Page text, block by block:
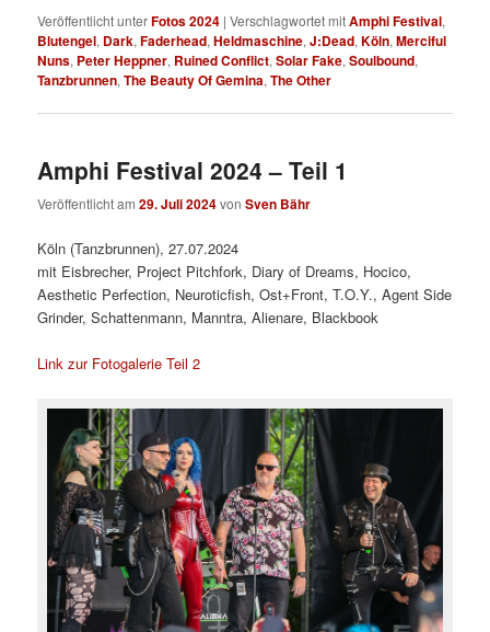
Veröffentlicht unterFotos 2024 |Verschlagwortet mitAmphi Festival,
Blutengel, Dark,Faderhead,Heldmaschine,J:Dead,Köln,Merciful
Nuns, Peter Heppner, Ruined Conflict,Solar Fake,Soulbound,
Tanzbrunnen,The Beauty Of Gemina,The Other
Amphi Festival 2024 – Teil 1
Veröffentlicht am29. Juli 2024vonSven Bähr
Köln (Tanzbrunnen), 27.07.2024
mit Eisbrecher, Project Pitchfork, Diary of Dreams, Hocico,
Aesthetic Perfection, Neuroticfish, Ost+Front, T.O.Y., Agent Side
Grinder, Schattenmann, Manntra, Alienare, Blackbook
Link zur Fotogalerie Teil 2